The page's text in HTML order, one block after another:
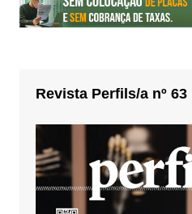
Revista Perfils/a nº 63